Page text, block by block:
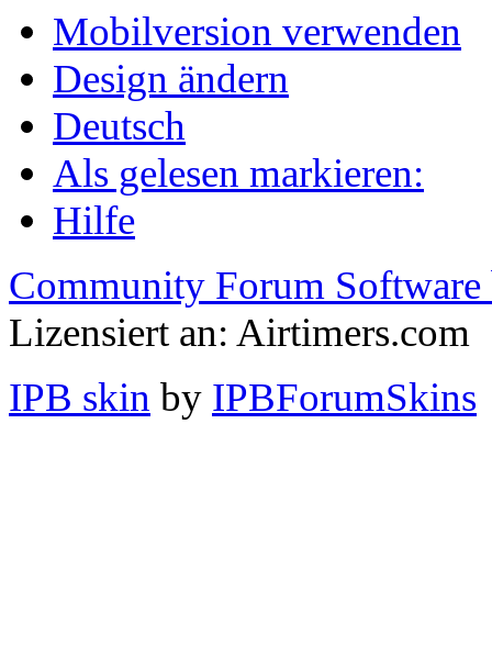
Mobilversion verwenden
Design ändern
Deutsch
Als gelesen markieren:
Hilfe
Community Forum Software
Lizensiert an: Airtimers.com
IPB skin by IPBForumSkins